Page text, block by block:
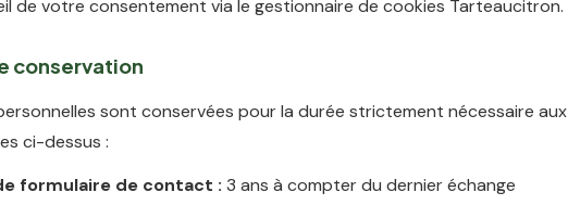
de votre consentement via le gestionnaire de cookies Tarteaucitron.
conservation
sont conservées pour la durée strictement nécessaire aux
ci-dessus :
formulaire de contact : 3 ans à compter du dernier échange